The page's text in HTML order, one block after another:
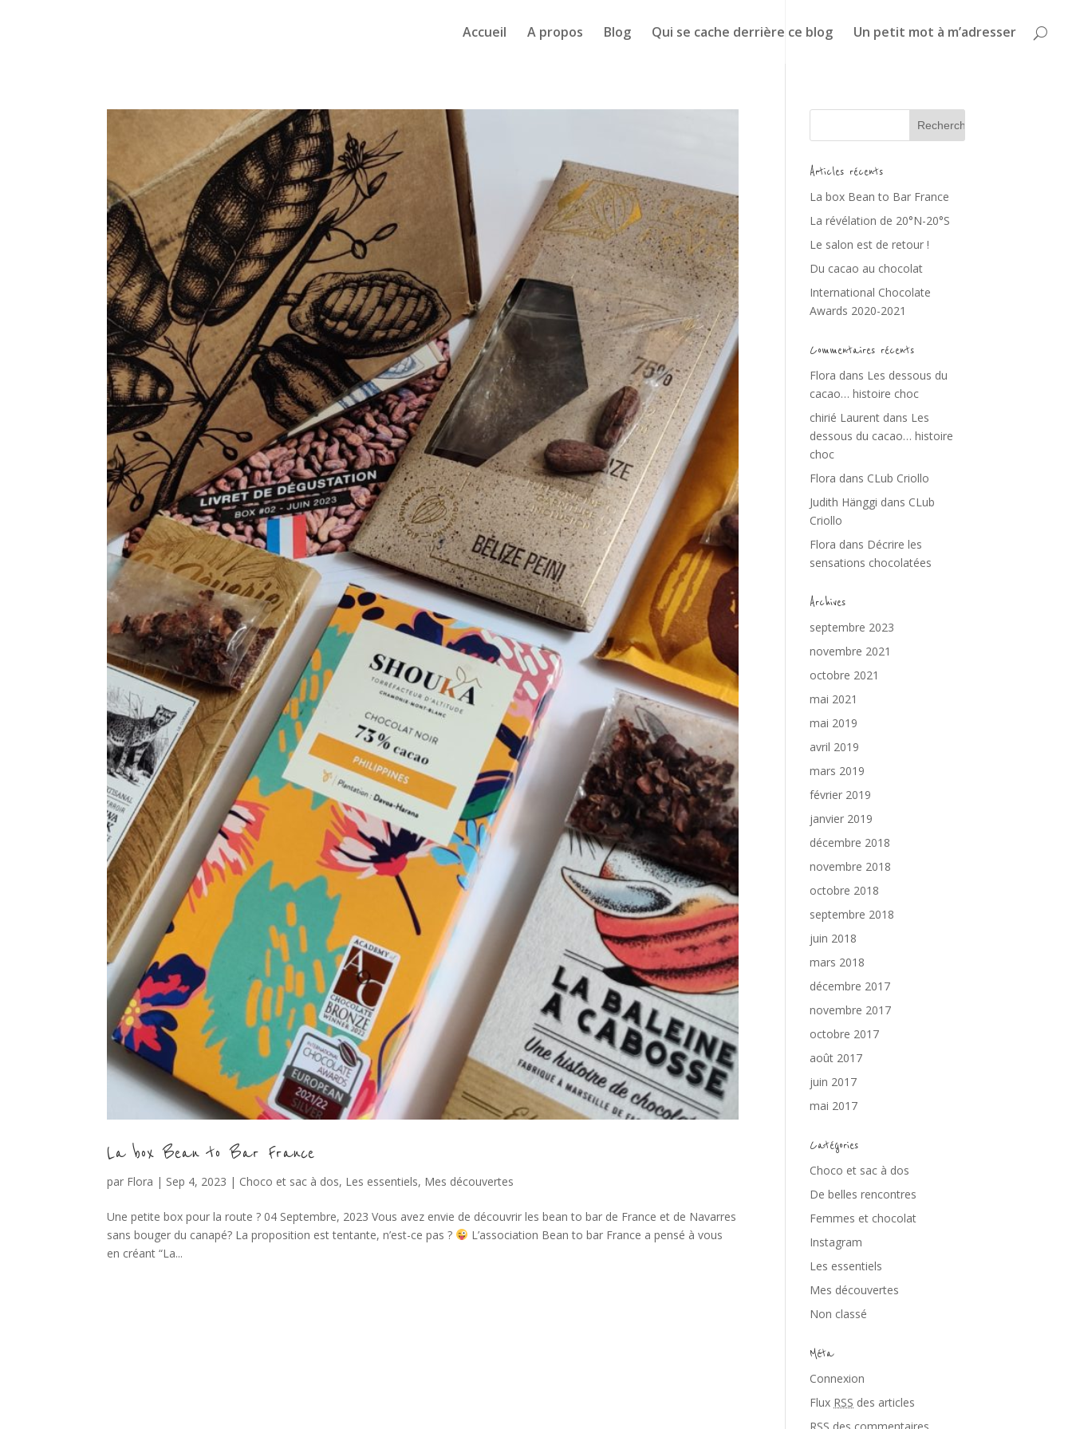
Accueil A propos Blog Qui se cache derrière ce blog Un petit mot à m’adresser
La box Bean to Bar France
par Flora | Sep 4, 2023 | Choco et sac à dos, Les essentiels, Mes découvertes
Une petite box pour la route ? 04 Septembre, 2023 Vous avez envie de découvrir les bean to bar de France et de Navarres
sans bouger du canapé? La proposition est tentante, n’est-ce pas ?
L’association Bean to bar France a pensé à vous
en créant “La...
Articles récents
La box Bean to Bar France
La révélation de 20°N-20°S
Le salon est de retour !
Du cacao au chocolat
International Chocolate
Awards 2020-2021
Commentaires récents
Flora dans Les dessous du
cacao… histoire choc
chirié Laurent dans Les
dessous du cacao… histoire
choc
Flora dans CLub Criollo
Judith Hänggi dans CLub
Criollo
Flora dans Décrire les
sensations chocolatées
Archives
septembre 2023
novembre 2021
octobre 2021
mai 2021
mai 2019
avril 2019
mars 2019
février 2019
janvier 2019
décembre 2018
novembre 2018
octobre 2018
septembre 2018
juin 2018
mars 2018
décembre 2017
novembre 2017
octobre 2017
août 2017
juin 2017
mai 2017
Catégories
Choco et sac à dos
De belles rencontres
Femmes et chocolat
Instagram
Les essentiels
Mes découvertes
Non classé
Méta
Connexion
Flux RSS des articles